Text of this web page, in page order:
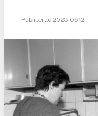
Publicerad 2023-05-12